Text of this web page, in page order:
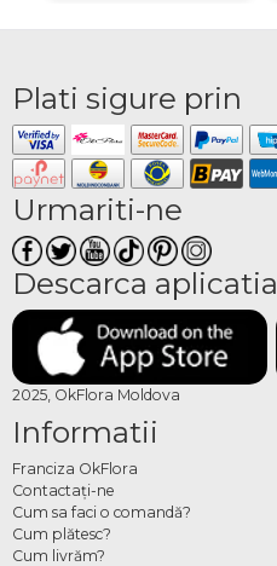
Plati sigure prin
Urmariti-ne
Descarca aplicatia
2025, OkFlora Moldova
Informatii
Franciza OkFlora
Contactaţi-ne
Cum sa faci o comandă?
Cum plătesc?
Cum livrăm?